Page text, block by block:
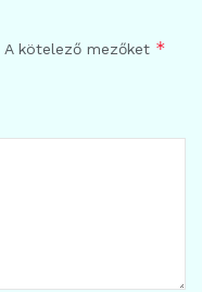
A kötelező mezőket *